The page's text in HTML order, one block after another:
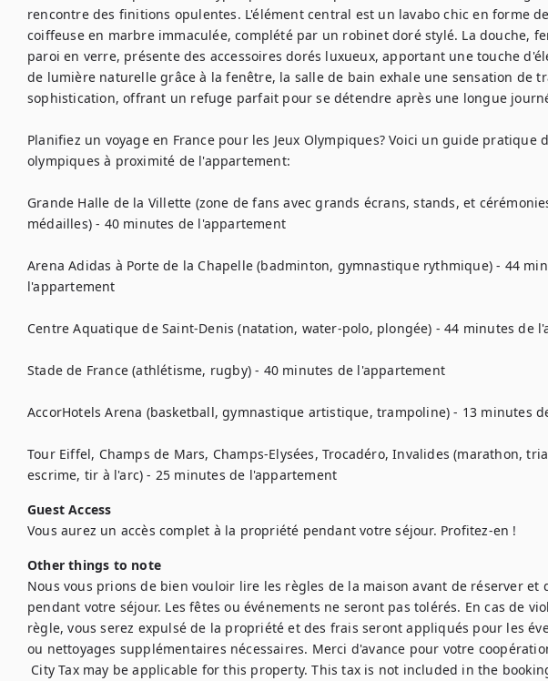
rencontre des finitions opulentes. L'élément central est un lavabo chic en forme
coiffeuse en marbre immaculée, complété par un robinet doré stylé. La douche,
paroi en verre, présente des accessoires dorés luxueux, apportant une touche
de lumière naturelle grâce à la fenêtre, la salle de bain exhale une sensation de
sophistication, offrant un refuge parfait pour se détendre après une longue
Planifiez un voyage en France pour les Jeux Olympiques? Voici un guide pratique
olympiques à proximité de l'appartement:
Grande Halle de la Villette (zone de fans avec grands écrans, stands, et
médailles) - 40 minutes de l'appartement
Arena Adidas à Porte de la Chapelle (badminton, gymnastique rythmique) - 44
l'appartement
Centre Aquatique de Saint-Denis (natation, water-polo, plongée) - 44 minutes de
Stade de France (athlétisme, rugby) - 40 minutes de l'appartement
AccorHotels Arena (basketball, gymnastique artistique, trampoline) - 13 minutes
Tour Eiffel, Champs de Mars, Champs-Elysées, Trocadéro, Invalides (marathon,
escrime, tir à l'arc) - 25 minutes de l'appartement
Guest Access
Vous aurez un accès complet à la propriété pendant votre séjour. Profitez-en !
Other things to note
Nous vous prions de bien vouloir lire les règles de la maison avant de réserver et
pendant votre séjour. Les fêtes ou événements ne seront pas tolérés. En cas de
règle, vous serez expulsé de la propriété et des frais seront appliqués pour les
ou nettoyages supplémentaires nécessaires. Merci d'avance pour votre